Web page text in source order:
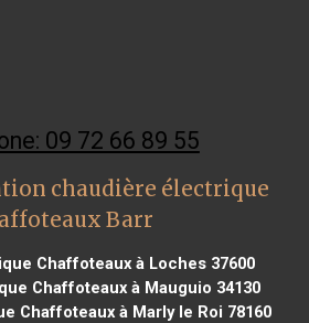
09 72 66 89 55
chaudière électrique
Barr
Chaffoteaux à Loches 37600
Chaffoteaux à Mauguio 34130
Chaffoteaux à Marly le Roi 78160